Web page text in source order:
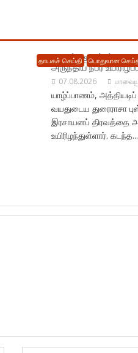
தாயகச் செய்தி பொதுவான
யாழில் : குடும்பப்
அருந்திய நபர்
07.08.2026
யாழ்ப்பாணம், அத்தியடிப்
வயதுடைய துரைராசா
இரசாயனப் திரவத்தை
உயிரிழந்துள்ளார். கடந்த...